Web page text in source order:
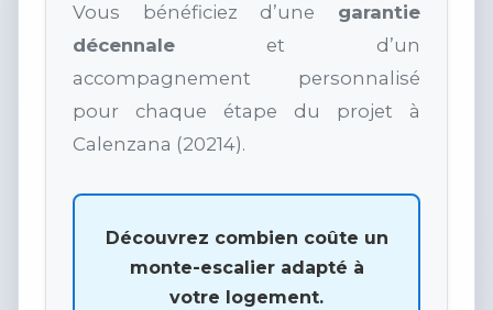
Vous bénéficiez d’une garantie
décennale et d’un
accompagnement personnalisé
pour chaque étape du projet à
Calenzana (20214).
Découvrez combien coûte un
monte-escalier adapté à
votre logement.